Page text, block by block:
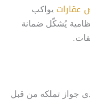
عقارات يواكب
يُشكّل ضمانة
جواز تملكه من قبل